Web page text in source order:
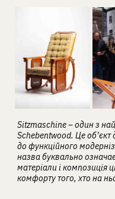
Sitzmaschine – один з
Schebentwood. Це
до функційного
назва буквально
матеріали і композиція
комфорту того, хто на